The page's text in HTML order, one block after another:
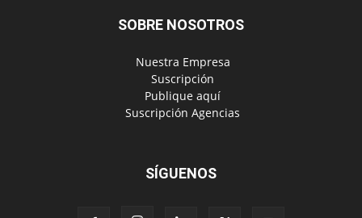
SOBRE NOSOTROS
‎ Nuestra Empresa
‎ Suscripción
‎ Publique aquí
‎ Suscripción Agencias
SÍGUENOS